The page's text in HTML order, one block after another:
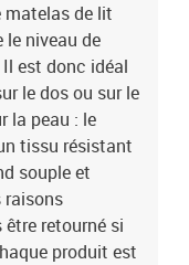
matelas de lit
niveau de
est donc idéal
le dos ou sur le
la peau : le
tissu résistant
souple et
raisons
retourné si
produit est